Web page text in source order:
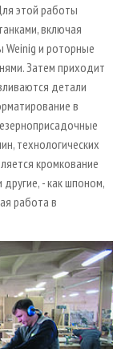
этой работы
включая
Weinig и роторные
Затем приходит
детали
в
технологических
кромкование
другие, - как шпоном,
работа в